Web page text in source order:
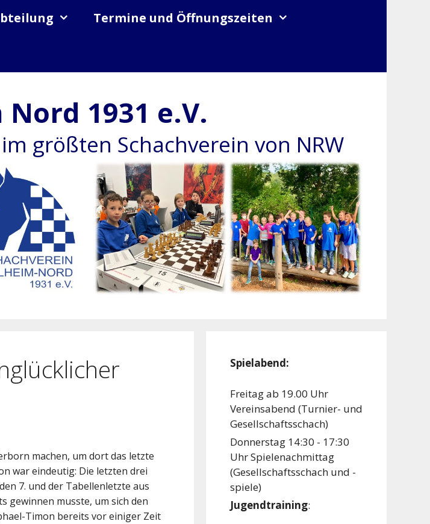
Termine und Öffnungszeiten
1931 e.V.
größten Schachverein von NRW
machen, um dort das letzte
war eindeutig: Die letzten drei
7. und der Tabellenletzte aus
gewinnen musste, um sich den
Timon bereits vor einiger Zeit
Spielabend:
Freitag ab 19.00 Uhr
Vereinsabend (Turnier- und
Gesellschaftsschach)
Donnerstag 14:30 - 17:30
Uhr Spielenachmittag
(Gesellschaftsschach und -
spiele)
Jugendtraining: